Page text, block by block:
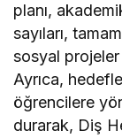
planı,
sayıları,
sosyal projeler
Ayrıca,
öğrencilere
durarak, Diş